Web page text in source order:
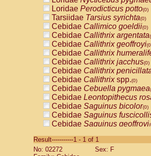
Loridae Perodicticus potto(0)
Tarsiidae Tarsius syrichta(0)
Cebidae Callimico goeldii(0)
Cebidae Callithrix argentata
Cebidae Callithrix geoffroyi
Cebidae Callithrix
Cebidae Callithrix jacchus(0)
Cebidae Callithrix
Cebidae Callithrixspp.(0)
Cebidae Cebuella pygmaea
Cebidae Leontopithecus
Cebidae Saguinus bicolor(0)
Cebidae Saguinus
Cebidae Saguinus geoffroyi
CebidaeSaguinus labiatus
Cebidae Saguinus leucopus
Result-----------1 - 1 of 1
No: 02272
Sex: F